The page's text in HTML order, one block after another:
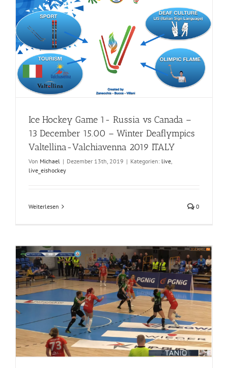
Ice Hockey Game 1- Russia vs Canada –
13 December 15.00 – Winter Deaflympics
Valtellina-Valchiavenna 2019 ITALY
Von Michael | Dezember 13th, 2019 | Kategorien: live
live_eishockey
Weiterlesen 0